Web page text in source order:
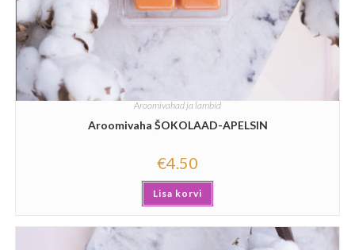
Aroomivahad ja lambid
Aroomivaha ŠOKOLAAD-APELSIN
€4.50
Lisa korvi